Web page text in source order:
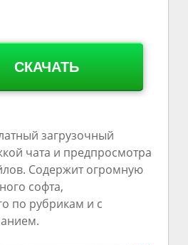
СКАЧАТЬ
загрузочный
чата и предпросмотра
Содержит огромную
софта,
по рубрикам и с